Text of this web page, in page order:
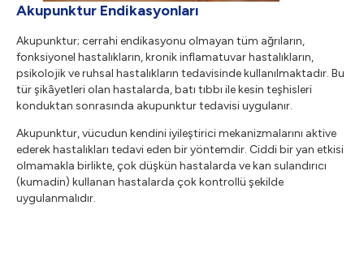
Akupunktur Endikasyonları
Akupunktur; cerrahi endikasyonu olmayan tüm ağrıların,
fonksiyonel hastalıkların, kronik inflamatuvar hastalıkların,
psikolojik ve ruhsal hastalıkların tedavisinde kullanılmaktadır. Bu
tür şikâyetleri olan hastalarda, batı tıbbı ile kesin teşhisleri
konduktan sonrasında akupunktur tedavisi uygulanır.
Akupunktur, vücudun kendini iyileştirici mekanizmalarını aktive
ederek hastalıkları tedavi eden bir yöntemdir. Ciddi bir yan etkisi
olmamakla birlikte, çok düşkün hastalarda ve kan sulandırıcı
(kumadin) kullanan hastalarda çok kontrollü şekilde
uygulanmalıdır.